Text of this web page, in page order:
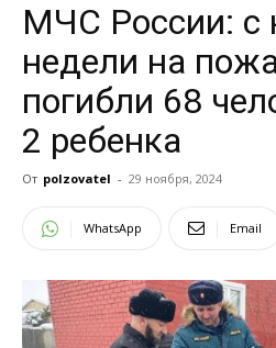
МЧС России: с
недели на
погибли 68
2 ребенка
От polzovatel - 29 ноября, 2024
WhatsApp Email